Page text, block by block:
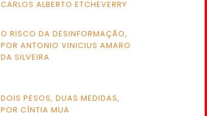
CARLOS ALBERTO ETCHEVERRY
O RISCO DA DESINFORMAÇÃO,
POR ANTONIO VINICIUS AMARO
DA SILVEIRA
DOIS PESOS, DUAS MEDIDAS,
POR CÍNTIA MUA